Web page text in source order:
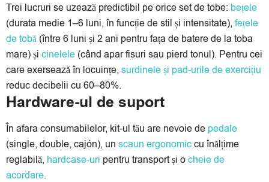
Trei lucruri se uzează predictibil pe orice set de tobe: bețele
(durata medie 1–6 luni, în funcție de stil și intensitate), fețele
de tobă (între 6 luni și 2 ani pentru fața de batere de la toba
mare) și cinelele (când apar fisuri sau pierd tonul). Pentru cei
care exersează în locuințe, surdinele și pad-urile de exercițiu
reduc decibelii cu 60–80%.
Hardware-ul de suport
În afara consumabilelor, kit-ul tău are nevoie de pedale
(single, double, cajón), un scaun ergonomiccu înălțime
reglabilă, hardcase-uri pentru transport și ocheie de
acordare.